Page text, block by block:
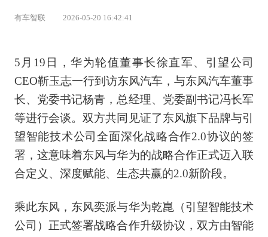
有车智联 2026-05-20 16:42:41
5月19日，华为轮值董事长徐直军、引望公司
CEO靳玉志一行到访东风汽车，与东风汽车董事
长、党委书记杨青，总经理、党委副书记冯长军
等进行会谈。双方共同见证了东风旗下品牌与引
望智能技术公司全面深化战略合作2.0协议的签
署，这意味着东风与华为的战略合作正式迈入联
合定义、深度赋能、生态共赢的2.0新阶段。
乘此东风，东风奕派与华为乾崑（引望智能技术
公司）正式签署战略合作升级协议，双方由智能